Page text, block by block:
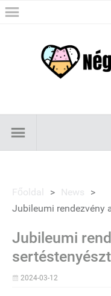
Főoldal > News
>
Jubileumi rendezvény
Jubileumi
2024-03-12